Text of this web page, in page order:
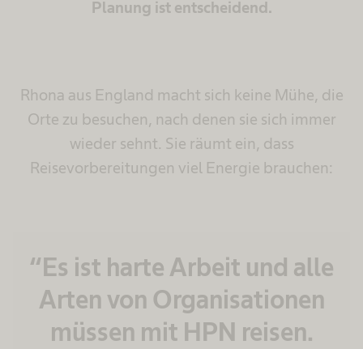
Planung ist entscheidend.
Rhona aus England macht sich keine Mühe, die
Orte zu besuchen, nach denen sie sich immer
wieder sehnt. Sie räumt ein, dass
Reisevorbereitungen viel Energie brauchen:
“Es ist harte Arbeit und alle
Arten von Organisationen
müssen mit HPN reisen.